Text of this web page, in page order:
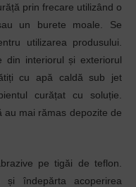
prin frecare utilizând o
un burete moale. Se
utilizarea produsului.
din interiorul și exteriorul
cu apă caldă sub jet
curățat cu soluție.
au mai rămas depozite de
pe tigăi de teflon.
și îndepărta acoperirea